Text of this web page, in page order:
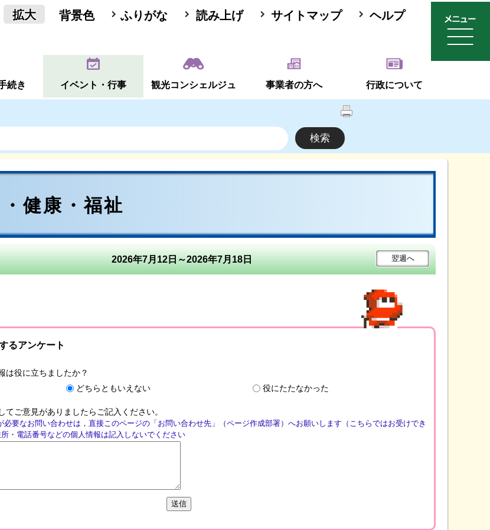
拡大 背景色 ふりがな 読み上げ サイトマップ ヘルプ
続き イベント・行事 観光コンシェルジュ 事業者の方へ 行政について
健康・福祉
2026年7月12日～2026年7月18日 翌週へ
るアンケート
は役に立ちましたか？
どちらともいえない 役にたたなかった
てご意見がありましたらご記入ください。
必要なお問い合わせは，直接このページの「お問い合わせ先」（ページ作成部署）へお願いします（こちらではお受けでき
・電話番号などの個人情報は記入しないでください